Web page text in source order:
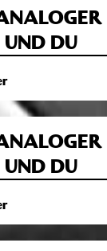
DU
DU